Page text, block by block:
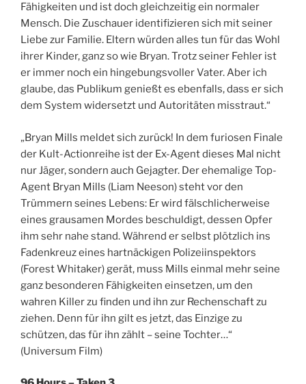
Fähigkeiten und ist doch gleichzeitig ein normaler
Mensch. Die Zuschauer identifizieren sich mit seiner
Liebe zur Familie. Eltern würden alles tun für das Wohl
ihrer Kinder, ganz so wie Bryan. Trotz seiner Fehler ist
er immer noch ein hingebungsvoller Vater. Aber ich
glaube, das Publikum genießt es ebenfalls, dass er sich
dem System widersetzt und Autoritäten misstraut.“
„Bryan Mills meldet sich zurück! In dem furiosen Finale
der Kult-Actionreihe ist der Ex-Agentdieses Mal nicht
nur Jäger, sondern auch Gejagter. Der ehemalige Top-
Agent Bryan Mills (Liam Neeson) steht vor den
Trümmern seines Lebens: Er wird fälschlicherweise
eines grausamen Mordes beschuldigt, dessen Opfer
ihm sehr nahe stand. Während er selbst plötzlich ins
Fadenkreuz eines hartnäckigen Polizeiinspektors
(Forest Whitaker) gerät, muss Mills einmal mehr seine
ganz besonderen Fähigkeiten einsetzen, um den
wahren Killer zu finden und ihn zur Rechenschaft zu
ziehen. Denn für ihn gilt es jetzt, das Einzige zu
schützen, das für ihn zählt – seine Tochter…“
(Universum Film)